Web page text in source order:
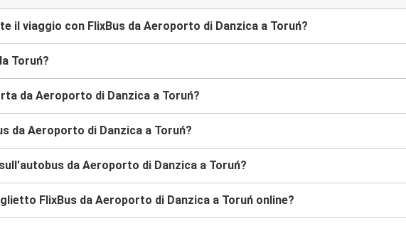
il viaggio con FlixBus da Aeroporto di Danzica a Toruń?
Toruń?
da Aeroporto di Danzica a Toruń?
da Aeroporto di Danzica a Toruń?
da Aeroporto di Danzica a Toruń?
FlixBus da Aeroporto di Danzica a Toruń online?